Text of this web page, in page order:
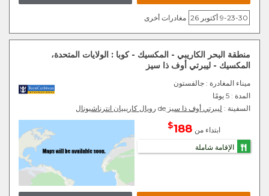
9-23-30 أكتوبر 26 مغادرات أخرى
منطقة البحر الكاريبي - المكسيك - كوبا : الولايات المتحدة،
المكسيك - ليبرتي أوف ذا سيز
ميناء المغادرة : جالفستون
المدة : 5 يومًا
السفينة : ليبرتي أوف ذا سيز de رويال كاريبيان انترناشيونال
ابتداء من 188
$
الإقامة شاملة